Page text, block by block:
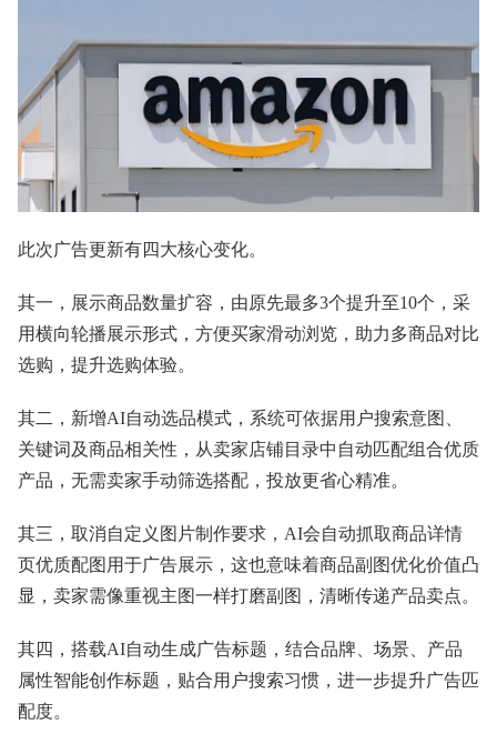
此次广告更新有四大核心变化。
其一，展示商品数量扩容，由原先最多3个提升至10个，采
用横向轮播展示形式，方便买家滑动浏览，助力多商品对比
选购，提升选购体验。
其二，新增AI自动选品模式，系统可依据用户搜索意图、
关键词及商品相关性，从卖家店铺目录中自动匹配组合优质
产品，无需卖家手动筛选搭配，投放更省心精准。
其三，取消自定义图片制作要求，AI会自动抓取商品详情
页优质配图用于广告展示，这也意味着商品副图优化价值凸
显，卖家需像重视主图一样打磨副图，清晰传递产品卖点。
其四，搭载AI自动生成广告标题，结合品牌、场景、产品
属性智能创作标题，贴合用户搜索习惯，进一步提升广告匹
配度。